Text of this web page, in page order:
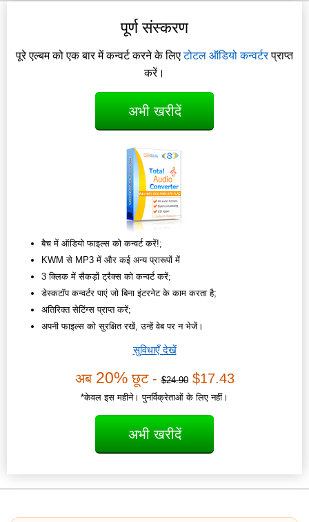
पूर्ण संस्करण
पूरे एल्बम को एक बार में कन्वर्ट करने के लिएटोटल ऑडियो कन्वर्टरप्राप्त
करें।
अभी खरीदें
बैच में ऑडियो फाइल्स को कन्वर्ट करें!;
KWM से MP3 में और कई अन्य प्रारूपों में
3 क्लिक में सैकड़ों ट्रैक्स को कन्वर्ट करें;
डेस्कटॉप कन्वर्टर पाएं जो बिना इंटरनेट के काम करता है;
अतिरिक्त सेटिंग्स प्राप्त करें;
अपनी फाइल्स को सुरक्षित रखें, उन्हें वेब पर न भेजें।
सुविधाएँ देखें
अब 20%छूट -$24.90$17.43
*केवल इस महीने। पुनर्विक्रेताओं के लिए नहीं।
अभी खरीदें